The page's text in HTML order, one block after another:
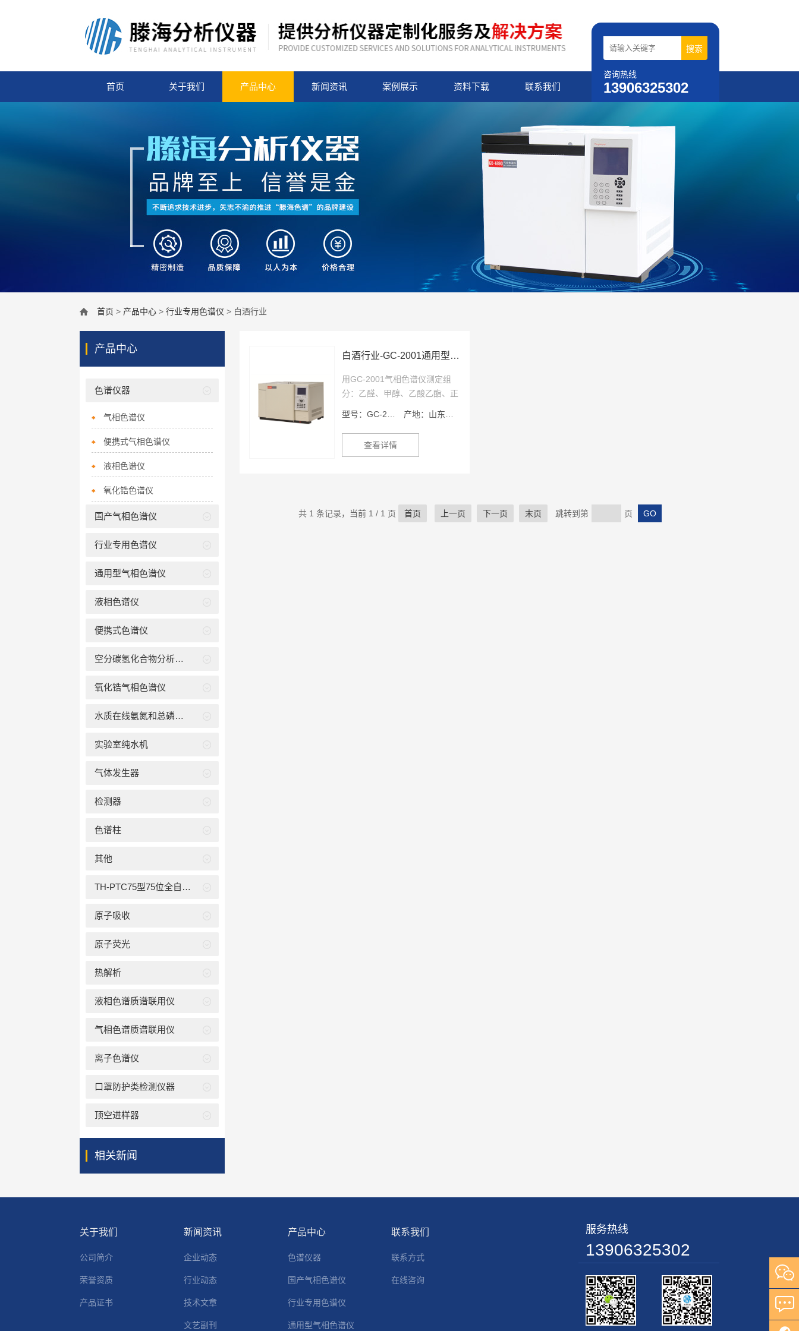
咨询热线
13906325302
首页 关于我们 产品中心 新闻资讯 案例展示 资料下载 联系我们
首页 > 产品中心 >行业专用色谱仪 > 白酒行业
白酒行业-GC-2001通用型气相色谱仪
用GC-2001气相色谱仪测定组
分：乙醛、甲醇、乙酸乙酯、正
醇、正丁醇、丁酸乙酯、异戊
醇、戊酸乙酯、乳酸乙酯、己酸
乙酯。
查看详情
共 1 条记录，当前 1 / 1 页 首页 上一页 下一页 末页 跳转到第 页
产品中心
色谱仪器
气相色谱仪
便携式气相色谱仪
液相色谱仪
氧化锆色谱仪
国产气相色谱仪
行业专用色谱仪
通用型气相色谱仪
液相色谱仪
便携式色谱仪
空分碳氢化合物分析色谱仪
氧化锆气相色谱仪
水质在线氨氮和总磷分析
实验室纯水机
气体发生器
检测器
色谱柱
其他
TH-PTC75型75位全自动吹扫捕集装置
原子吸收
原子荧光
热解析
液相色谱质谱联用仪
气相色谱质谱联用仪
离子色谱仪
口罩防护类检测仪器
顶空进样器
相关新闻
关于我们
公司简介
荣誉资质
产品证书
新闻资讯
企业动态
行业动态
技术文章
文艺副刊
产品中心
色谱仪器
国产气相色谱仪
行业专用色谱仪
通用型气相色谱仪
联系我们
联系方式
在线咨询
服务热线
13906325302